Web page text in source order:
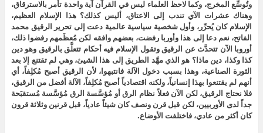
وتُوسِّع المخرج، وكما لاحظ العلماء ليس في القرآن آية واحدة تأمر بالاسترقاق،
وهناك عشرات الآي تندب إلى الاعتاق، أليس كذلك؟ هذا الإسلام العظيم،
الإسلام كان يُحرِّر، وأول شخصية سياسية عالمية دعت إلى تحرير الرقيق محمد
الفاتح، نعم دعا إلى هذا وأوربا رفضت، بعضهم وافقه لكن مُعظَمهم رفضوا ذلك،
أوروبا الآن تتحدَّث عن الرقيق وتقول الإسلام فيه أحكام تتعلَّق بالرقيق وهو دين
كذا وكذا، دين ماذا؟ هو الذي مهَّد الطريق إلى هذا الشيئ، وهي لم تقتنع إلا بعد
الثورة الصناعية، وهذا بسبب دخول الآلة فانتبهوا، لأن الرقيق أصبح مُكلِفاً، أي
أنهم لم يقتنعوا بهذا إنسانياً، ولكنه اقتصادياً أصبح مُكلِفاً، الآلة أفضل من الرقيق،
فلا نحتاج الرقيق، لكن الآن فعلاً نظام الرق أو مُؤسَّسة الرق مُؤسَّسة مُستقبَحة
جداً لدى الأوربيين، لكن قبل قرن ونصف كان شيئاً عادياً، قبل قرنين وثلاثة قرون
كان أكثر من عادي، فاختلفت الأوضاع.